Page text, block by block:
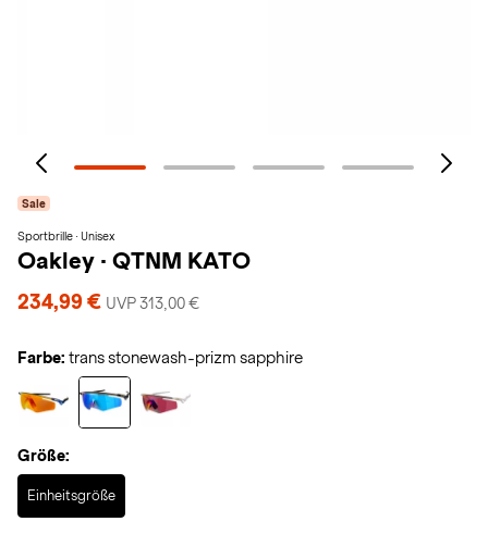
Sale
Sportbrille · Unisex
Oakley · QTNM KATO
234,99 € UVP 313,00 €
Farbe: trans stonewash-prizm sapphire
Größe:
Einheitsgröße
Selected